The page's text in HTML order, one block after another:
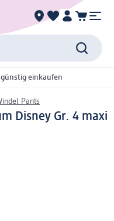
einkaufen
Pants
Disney Gr. 4 maxi